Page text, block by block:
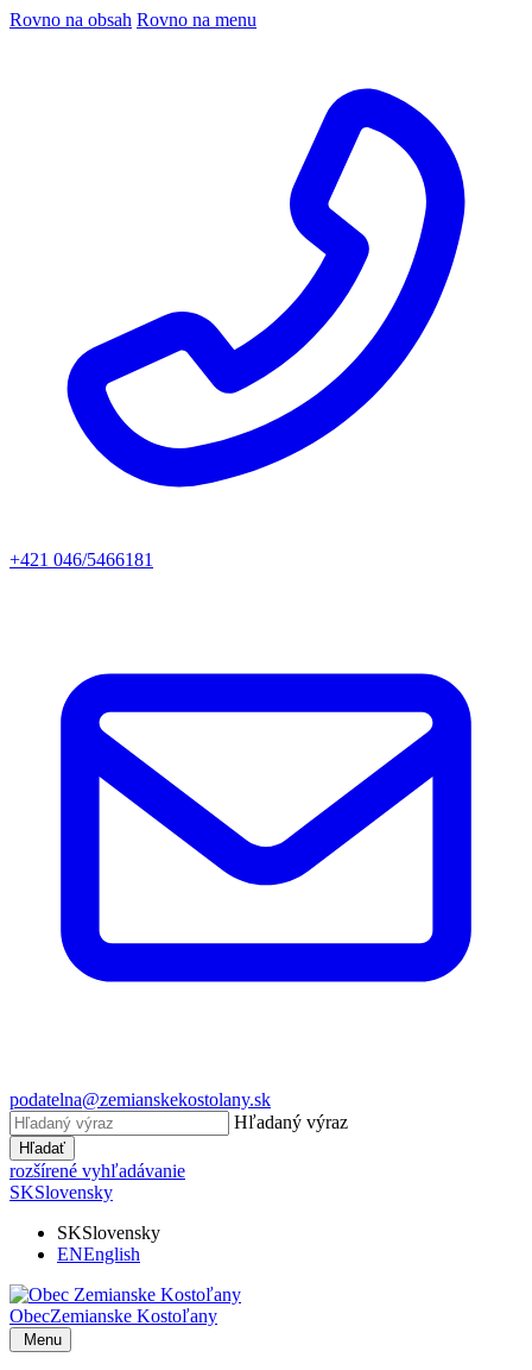
Rovno na obsah Rovno na menu
+421 046/5466181
podatelna@zemianskekostolany.sk
Hľadaný výraz
Hľadať
rozšírené vyhľadávanie
SKSlovensky
SKSlovensky
ENEnglish
ObecZemianske Kostoľany
Menu